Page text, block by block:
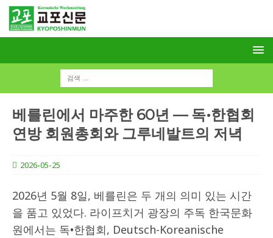
베를린에서 마주한 60년 — 독•한협회
연방 회원총회와 그루네발트의 저녁
2026-05-25
2026년 5월 8일, 베를린은 두 개의 의미 있는 시간
을 품고 있었다. 라이프치거 광장의 주독 한국문화
원에서는 독•한협회, Deutsch-Koreanische